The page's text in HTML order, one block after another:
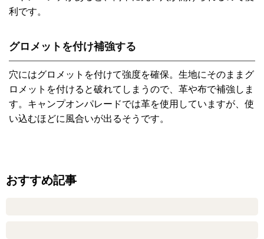
利です。
グロメットを付け補強する
穴にはグロメットを付けて強度を確保。生地にそのままグ
ロメットを付けると破れてしまうので、革や布で補強しま
す。キャンプオンパレードでは革を使用していますが、使
い込むほどに風合いが出るそうです。
おすすめ記事